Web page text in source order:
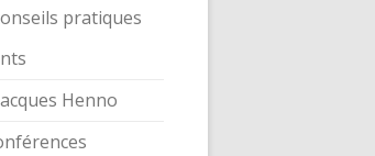
pratiques
Henno